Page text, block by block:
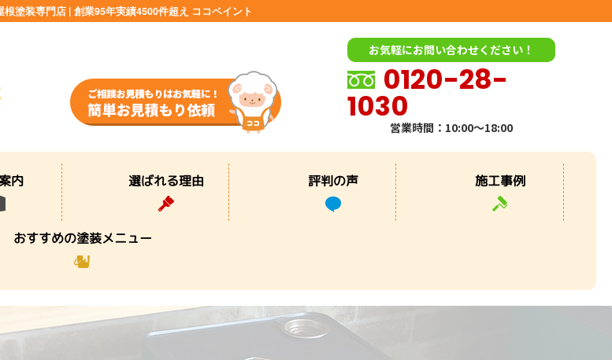
塗装専門店 | 創業95年実績4500件超え ココペイント
お気軽にお問い合わせください！
0120-28-
1030
営業時間：10:00～18:00
内 選ばれる理由 評判の声 施工事例
おすすめの塗装メニュー